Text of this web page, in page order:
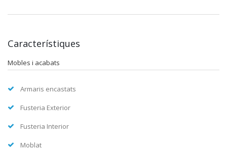
Característiques
Mobles i acabats
Armaris encastats
Fusteria Exterior
Fusteria Interior
Moblat